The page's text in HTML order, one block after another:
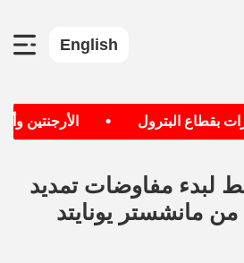
English
بقطاع البترول الأرجنتين
لبدء مفاوضات تمديد
مانشستر يونايتد